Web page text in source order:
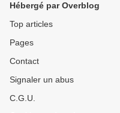
Hébergé par Overblog
Top articles
Pages
Contact
Signaler un abus
C.G.U.